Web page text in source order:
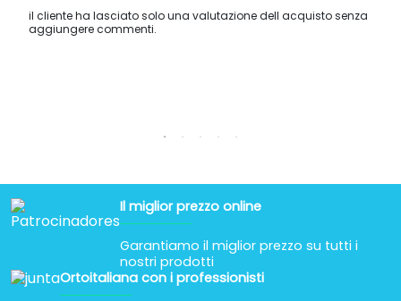
il cliente ha lasciato solo una valutazione dell acquisto senza
aggiungere commenti.
Il miglior prezzo online
Garantiamo il miglior prezzo su tutti i
nostri prodotti
Ortoitaliana con i professionisti